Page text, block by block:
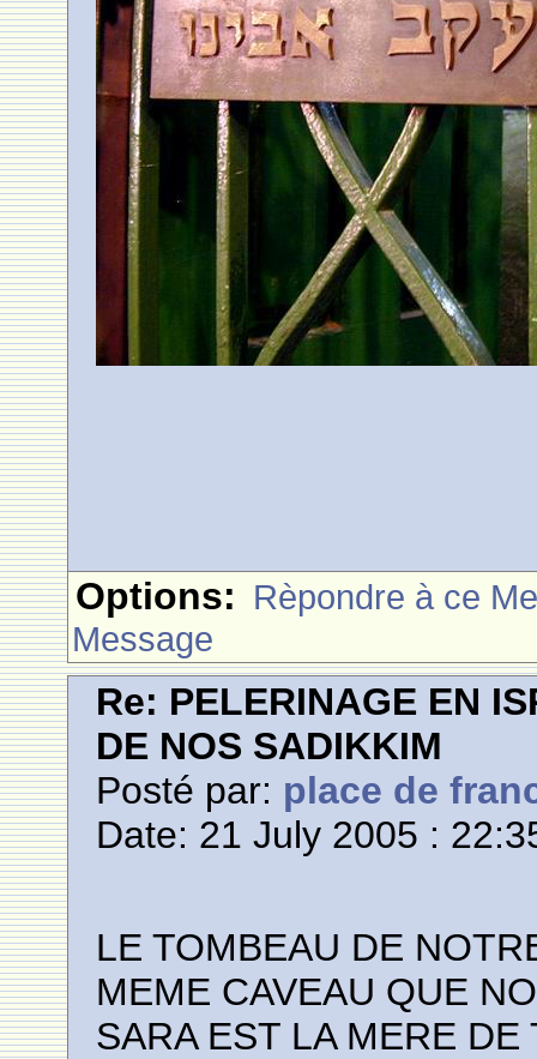
Options: Rèpondre à ce
Message
Re: PELERINAGE EN
DE NOS SADIKKIM
Posté par: place de
Date: 21 July 2005 :
LE TOMBEAU DE
MEME CAVEAU QUE
SARA EST LA MERE